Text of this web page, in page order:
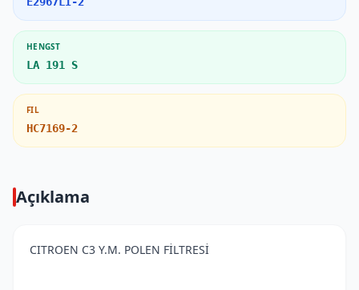
HENGST
LA 191 S
FIL
HC7169-2
Açıklama
CITROEN C3 Y.M. POLEN FİLTRESİ